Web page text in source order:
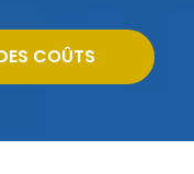
COÛTS